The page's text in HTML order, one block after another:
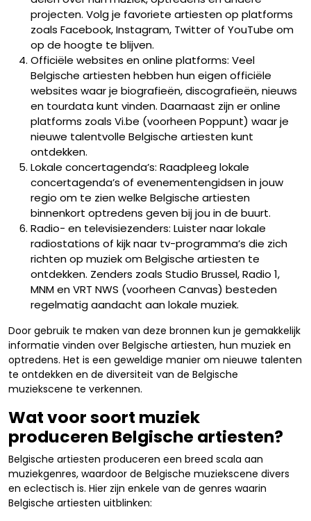
projecten. Volg je favoriete artiesten op platforms
zoals Facebook, Instagram, Twitter of YouTube om
op de hoogte te blijven.
Officiële websites en online platforms: Veel
Belgische artiesten hebben hun eigen officiële
websites waar je biografieën, discografieën, nieuws
en tourdata kunt vinden. Daarnaast zijn er online
platforms zoals Vi.be (voorheen Poppunt) waar je
nieuwe talentvolle Belgische artiesten kunt
ontdekken.
Lokale concertagenda’s: Raadpleeg lokale
concertagenda’s of evenementengidsen in jouw
regio om te zien welke Belgische artiesten
binnenkort optredens geven bij jou in de buurt.
Radio- en televisiezenders: Luister naar lokale
radiostations of kijk naar tv-programma’s die zich
richten op muziek om Belgische artiesten te
ontdekken. Zenders zoals Studio Brussel, Radio 1,
MNM en VRT NWS (voorheen Canvas) besteden
regelmatig aandacht aan lokale muziek.
Door gebruik te maken van deze bronnen kun je gemakkelijk
informatie vinden over Belgische artiesten, hun muziek en
optredens. Het is een geweldige manier om nieuwe talenten
te ontdekken en de diversiteit van de Belgische
muziekscene te verkennen.
Wat voor soort muziek
produceren Belgische artiesten?
Belgische artiesten produceren een breed scala aan
muziekgenres, waardoor de Belgische muziekscene divers
en eclectisch is. Hier zijn enkele van de genres waarin
Belgische artiesten uitblinken: